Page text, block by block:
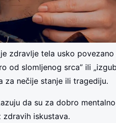
zdravlje tela usko
od slomljenog srca” ili
za nečije stanje ili tragediju.
da su za dobro
zdravih iskustava.